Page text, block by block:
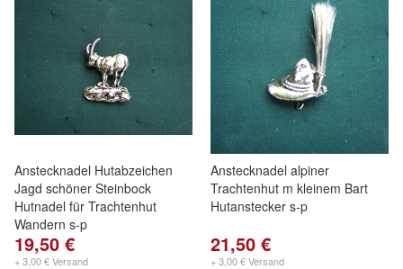
Anstecknadel Hutabzeichen
Jagd schöner Steinbock
Hutnadel für Trachtenhut
Wandern s-p
19,50 €
+ 3,00 € Versand
Anstecknadel alpiner
Trachtenhut m kleinem Bart
Hutanstecker s-p
21,50 €
+ 3,00 € Versand